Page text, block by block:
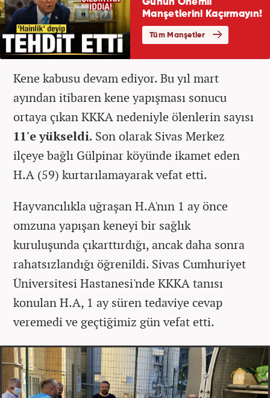
Kene kabusu devam ediyor. Bu yıl mart
ayından itibaren kene yapışması sonucu
ortaya çıkan KKKA nedeniyle ölenlerin sayısı
11'e yükseldi. Son olarak Sivas Merkez
ilçeye bağlı Gülpinar köyünde ikamet eden
H.A (59) kurtarılamayarak vefat etti.
Hayvancılıkla uğraşan H.A'nın 1 ay önce
omzuna yapışan keneyi bir sağlık
kuruluşunda çıkarttırdığı, ancak daha sonra
rahatsızlandığı öğrenildi. Sivas Cumhuriyet
Üniversitesi Hastanesi'nde KKKA tanısı
konulan H.A, 1 ay süren tedaviye cevap
veremedi ve geçtiğimiz gün vefat etti.